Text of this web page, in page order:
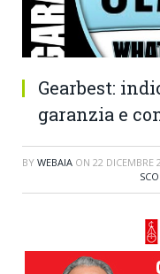
Gearbest:
garanzia e
BY WEBAIA ON 22 DICEMBRE